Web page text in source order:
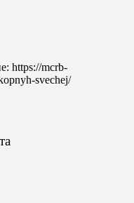
https://mcrb-
svechej/